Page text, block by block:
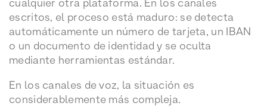
cualquier otra plataforma. En los canales
escritos, el proceso está maduro: se detecta
automáticamente un número de tarjeta, un IBAN
o un documento de identidad y se oculta
mediante herramientas estándar.
En los canales de voz, la situación es
considerablemente más compleja.